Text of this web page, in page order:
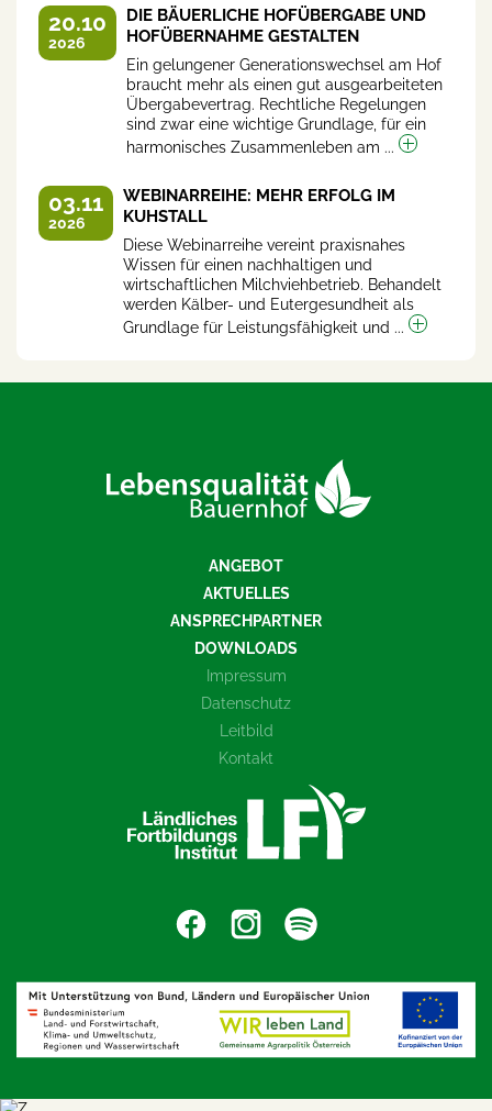
20.10
2026
DIE BÄUERLICHE HOFÜBERGABE UND
HOFÜBERNAHME GESTALTEN
Ein gelungener Generationswechsel am Hof
braucht mehr als einen gut ausgearbeiteten
Übergabevertrag. Rechtliche Regelungen
sind zwar eine wichtige Grundlage, für ein
harmonisches Zusammenleben am ...
03.11
2026
WEBINARREIHE: MEHR ERFOLG IM
KUHSTALL
Diese Webinarreihe vereint praxisnahes
Wissen für einen nachhaltigen und
wirtschaftlichen Milchviehbetrieb. Behandelt
werden Kälber- und Eutergesundheit als
Grundlage für Leistungsfähigkeit und ...
ANGEBOT
AKTUELLES
ANSPRECHPARTNER
DOWNLOADS
Impressum
Datenschutz
Leitbild
Kontakt